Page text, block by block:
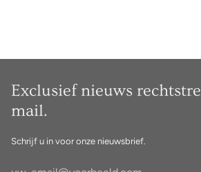
Exclusief nieuws
mail.
Schrijf u in voor onze nieuwsbrief.